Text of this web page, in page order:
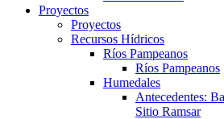
Proyectos
Proyectos
Recursos Hídricos
Ríos Pampeanos
Ríos Pampeanos
Humedales
Antecedentes:
Sitio Ramsar